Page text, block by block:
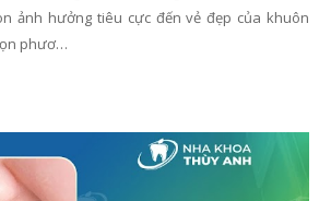
ảnh hưởng tiêu cực đến vẻ đẹp của khuôn
phươ…